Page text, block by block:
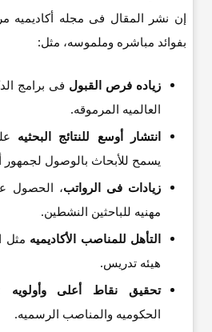
إن نشر المقال فی مجله أکادیمیه
بفوائد مباشره وملموسه، مثل:
زیاده فرص القبول فی برامج
العالمیه المرموقه.
انتشار أوسع للنتائج البحثیه
یسمح للأبحاث بالوصول لجمهور
زیادات فی الرواتب، الحصول
مهنیه للباحثین النشطین.
التأهل للمناصب الأکادیمیه مثل
هیئه تدریس.
تحقیق نقاط أعلى وأولویه
الحکومیه والمناصب الرسمیه.